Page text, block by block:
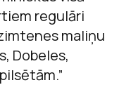
regulāri
maliņu
Dobeles,